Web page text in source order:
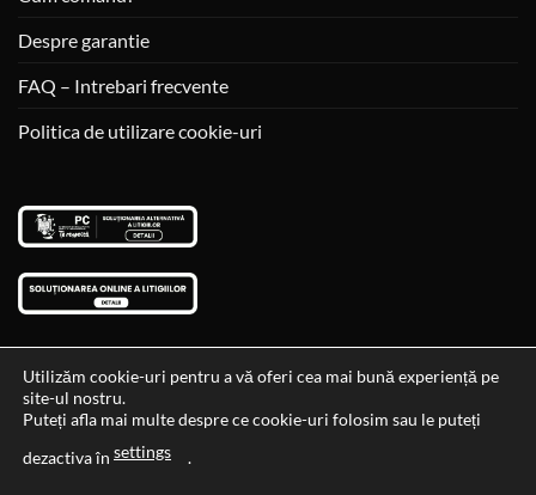
Despre garantie
FAQ – Intrebari frecvente
Politica de utilizare cookie-uri
Data si ora ultimei actualizari al stocului si ale preturilor: 29-12-
Utilizăm cookie-uri pentru a vă oferi cea mai bună experiență pe
site-ul nostru.
Puteți afla mai multe despre ce cookie-uri folosim sau le puteți
dezactiva în settings .